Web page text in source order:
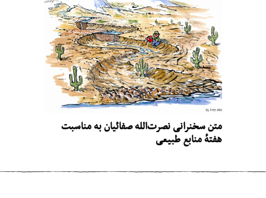
متن سخنرانی نصرت‌الله صفائیان به مناسبت
هفتهٔ منابع طبیعی